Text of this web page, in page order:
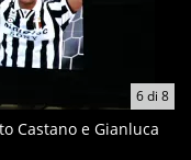
6di 8
Castano e Gianluca